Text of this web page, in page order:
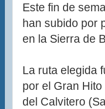
Este fin de
han subido por
en la Sierra de
La ruta elegida
por el Gran
del Calvitero